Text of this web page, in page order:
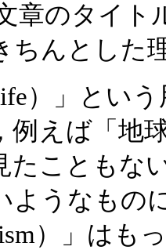
章のタイト
ちんとした
）」とい
例えば「地
たこともな
ようなもの
）」はも